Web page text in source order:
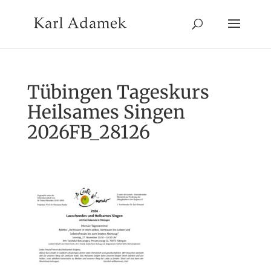
Tübingen Tageskurs
Heilsames Singen
2026FB_28126